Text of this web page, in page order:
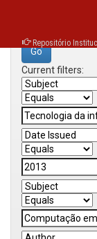
Repositório
Current filters: